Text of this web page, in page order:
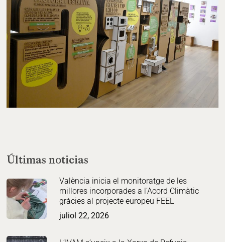
Últimas noticias
València inicia el monitoratge de les
millores incorporades a l’Acord Climàtic
gràcies al projecte europeu FEEL
juliol 22, 2026